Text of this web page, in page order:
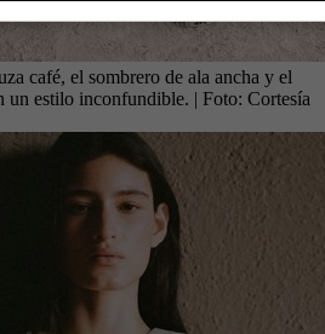
café, el sombrero de ala ancha y el
un estilo inconfundible. | Foto: Cortesía